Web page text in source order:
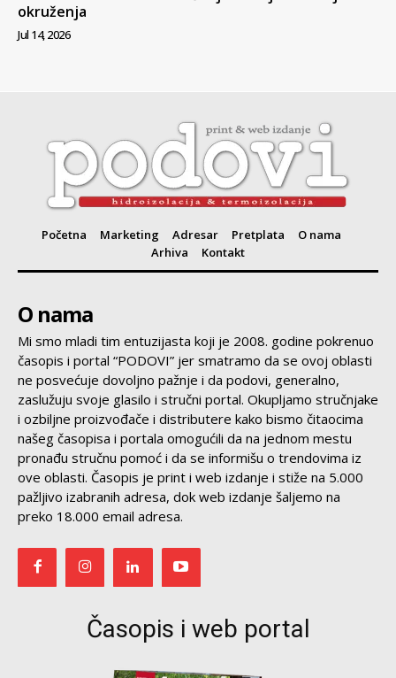
okruženja
Jul 14, 2026
Početna Marketing Adresar Pretplata
O nama
Arhiva
Kontakt
O nama
Mi smo mladi tim entuzijasta koji je 2008. godine pokrenuo
časopis i portal “PODOVI” jer smatramo da se ovoj oblasti
ne posvećuje dovoljno pažnje i da podovi, generalno,
zaslužuju svoje glasilo i stručni portal. Okupljamo stručnjake
i ozbiljne proizvođače i distributere kako bismo čitaocima
našeg časopisa i portala omogućili da na jednom mestu
pronađu stručnu pomoć i da se informišu o trendovima iz
ove oblasti. Časopis je print i web izdanje i stiže na 5.000
pažljivo izabranih adresa, dok web izdanje šaljemo na
preko 18.000 email adresa.
Časopis i web portal